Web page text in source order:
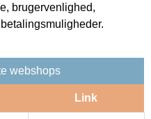
brugervenlighed,
webshops
Link